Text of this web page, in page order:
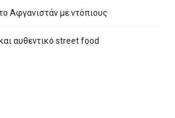
Αφγανιστάν με ντόπιους
αυθεντικό street food